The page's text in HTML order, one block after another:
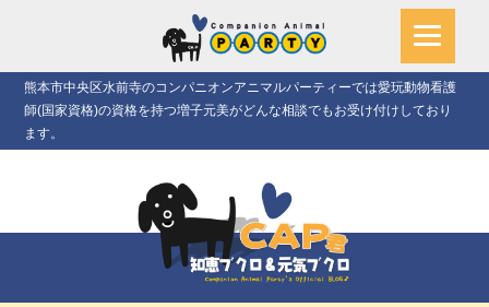
熊本市中央区水前寺のコンパニオンアニマルパーティーでは愛玩動物看護
師(国家資格)の資格を持つ増子元美がどんな相談でもお受け付けしており
ます。